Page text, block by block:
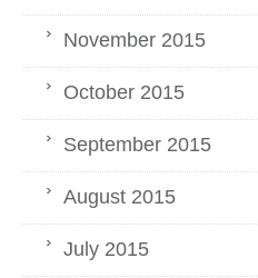
November 2015
October 2015
September 2015
August 2015
July 2015